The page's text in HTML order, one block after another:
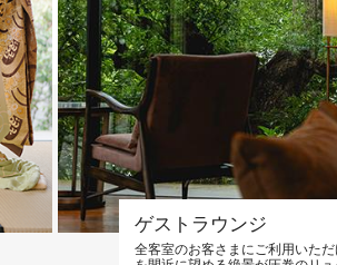
ゲストラウンジ
全客室のお客さまにご利用いた